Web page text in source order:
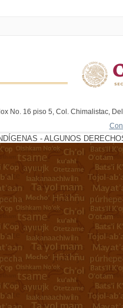
No. 16 piso 5, Col. Chimalistac,
- ALGUNOS